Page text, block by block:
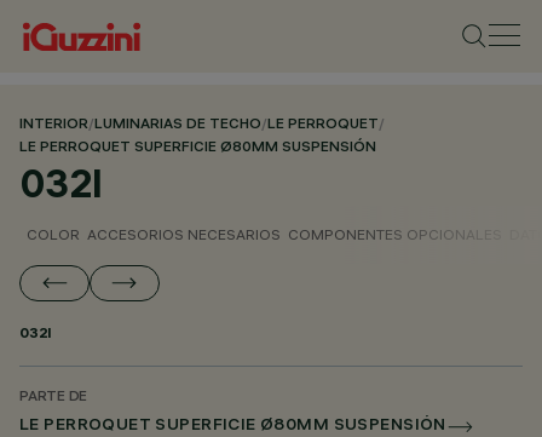
INTERIOR/LUMINARIAS DE TECHO/LE PERROQUET/
LE PERROQUET SUPERFICIE Ø80MM SUSPENSIÓN
032I
COLOR ACCESORIOS NECESARIOS COMPONENTES OPCIONALES
032I
PARTE DE
LE PERROQUET SUPERFICIE Ø80MM SUSPENSIÓN